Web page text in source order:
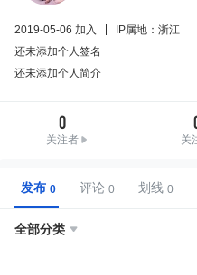
2019-05-06 加入
IP属地：浙江
还未添加个人签名
还未添加个人简介
0
关注者 关
发布 评论 划线
全部分类 